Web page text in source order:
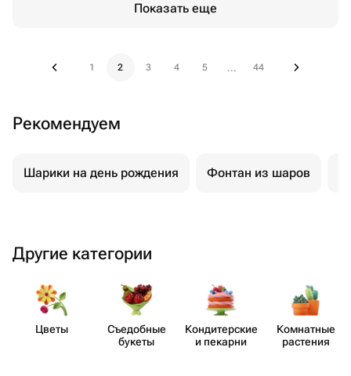
Показать еще
1 2 3 4 5 ... 44
Рекомендуем
Шарики на день рождения Фонтан из шаров
Другие категории
Цветы
Съедобные
букеты
Кондит​ерские
и пекарни
Комнатные
растения